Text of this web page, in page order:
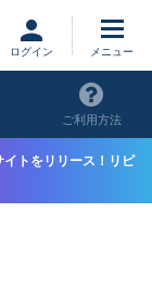
ログイン
ご利用方法
トをリリース！リピ